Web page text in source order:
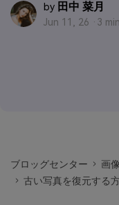
by 田中 菜月
Jun 11, 26 · 3
ブロッグセンター
画
古い写真を復元する